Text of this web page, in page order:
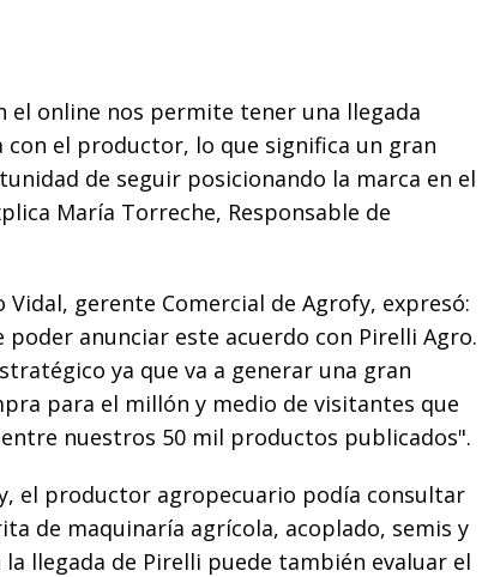
el online nos permite tener una llegada
con el productor, lo que significa un gran
de seguir posicionando la marca en el
María Torreche, Responsable de
Vidal, gerente Comercial de Agrofy, expresó:
poder anunciar este acuerdo con Pirelli Agro.
ya que va a generar una gran
para el millón y medio de visitantes que
nuestros 50 mil productos publicados".
el productor agropecuario podía consultar
de maquinaría agrícola, acoplado, semis y
llegada de Pirelli puede también evaluar el